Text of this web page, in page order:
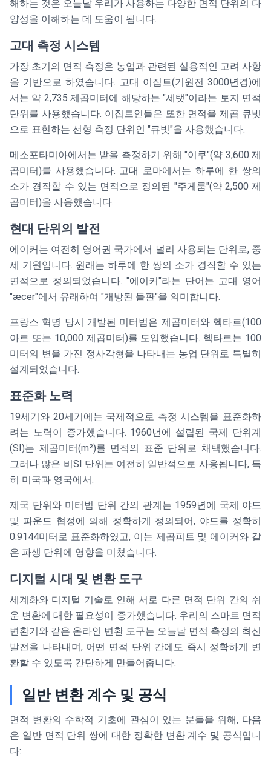
해하는 것은 오늘날 우리가 사용하는 다양한 면적 단위의 다
양성을 이해하는 데 도움이 됩니다.
고대 측정 시스템
가장 초기의 면적 측정은 농업과 관련된 실용적인 고려 사항
을 기반으로 하였습니다. 고대 이집트(기원전 3000년경)에
서는 약 2,735 제곱미터에 해당하는 "세탯"이라는 토지 면적
단위를 사용했습니다. 이집트인들은 또한 면적을 제곱 큐빗
으로 표현하는 선형 측정 단위인 "큐빗"을 사용했습니다.
메소포타미아에서는 밭을 측정하기 위해 "이쿠"(약 3,600 제
곱미터)를 사용했습니다. 고대 로마에서는 하루에 한 쌍의
소가 경작할 수 있는 면적으로 정의된 "주게룸"(약 2,500 제
곱미터)을 사용했습니다.
현대 단위의 발전
에이커는 여전히 영어권 국가에서 널리 사용되는 단위로, 중
세 기원입니다. 원래는 하루에 한 쌍의 소가 경작할 수 있는
면적으로 정의되었습니다. "에이커"라는 단어는 고대 영어
"æcer"에서 유래하여 "개방된 들판"을 의미합니다.
프랑스 혁명 당시 개발된 미터법은 제곱미터와 헥타르(100
아르 또는 10,000 제곱미터)를 도입했습니다. 헥타르는 100
미터의 변을 가진 정사각형을 나타내는 농업 단위로 특별히
설계되었습니다.
표준화 노력
19세기와 20세기에는 국제적으로 측정 시스템을 표준화하
려는 노력이 증가했습니다. 1960년에 설립된 국제 단위계
(SI)는 제곱미터(m²)를 면적의 표준 단위로 채택했습니다.
그러나 많은 비SI 단위는 여전히 일반적으로 사용됩니다, 특
히 미국과 영국에서.
제국 단위와 미터법 단위 간의 관계는 1959년에 국제 야드
및 파운드 협정에 의해 정확하게 정의되어, 야드를 정확히
0.9144미터로 표준화하였고, 이는 제곱피트 및 에이커와 같
은 파생 단위에 영향을 미쳤습니다.
디지털 시대 및 변환 도구
세계화와 디지털 기술로 인해 서로 다른 면적 단위 간의 쉬
운 변환에 대한 필요성이 증가했습니다. 우리의 스마트 면적
변환기와 같은 온라인 변환 도구는 오늘날 면적 측정의 최신
발전을 나타내며, 어떤 면적 단위 간에도 즉시 정확하게 변
환할 수 있도록 간단하게 만들어줍니다.
일반 변환 계수 및 공식
면적 변환의 수학적 기초에 관심이 있는 분들을 위해, 다음
은 일반 면적 단위 쌍에 대한 정확한 변환 계수 및 공식입니
다: